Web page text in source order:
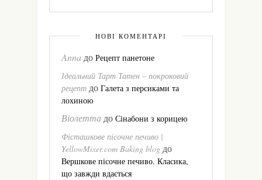
НОВІ КОМЕНТАРІ
Anna до Рецепт панетоне
Ідеальний Тарт Татен – покроковий
рецепт до Галета з персиками та
лохиною
Віолетта до Сінабони з корицею
Фісташкове пісочне печиво |
YellowMixer.com Baking blog до
Вершкове пісочне печиво. Класика,
що завжди вдається